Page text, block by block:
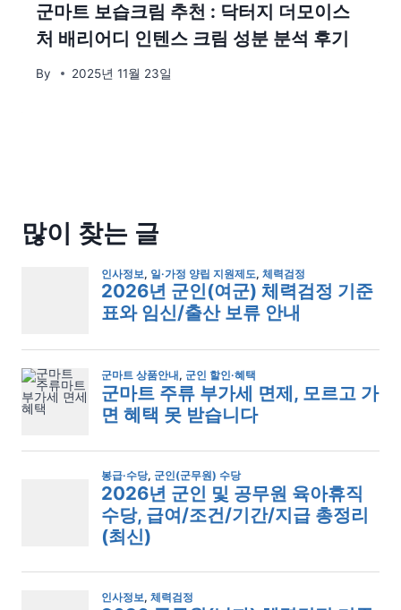
군마트 보습크림 추천 : 닥터지 더모이스
처 배리어디 인텐스 크림 성분 분석 후기
By 2025년 11월 23일
많이 찾는 글